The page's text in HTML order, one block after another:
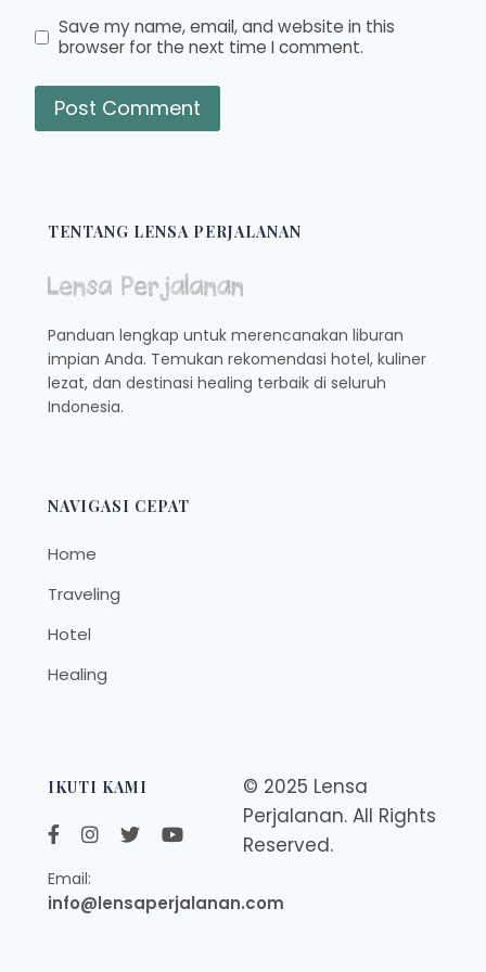
Save my name, email, and website in this
browser for the next time I comment.
TENTANG LENSA PERJALANAN
Panduan lengkap untuk merencanakan liburan
impian Anda. Temukan rekomendasi hotel, kuliner
lezat, dan destinasi healing terbaik di seluruh
Indonesia.
NAVIGASI CEPAT
Home
Traveling
Hotel
Healing
IKUTI KAMI
Email:
info@lensaperjalanan.com
© 2025 Lensa
Perjalanan. All Rights
Reserved.